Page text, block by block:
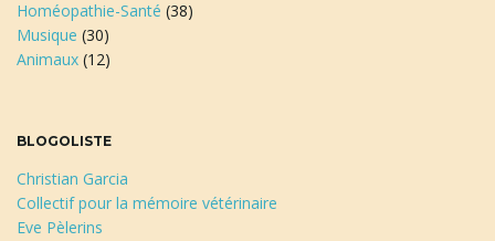
Homéopathie-Santé (38)
Musique (30)
Animaux (12)
BLOGOLISTE
Christian Garcia
Collectif pour la mémoire vétérinaire
Eve Pèlerins